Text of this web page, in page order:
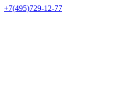
+7(495)729-12-77